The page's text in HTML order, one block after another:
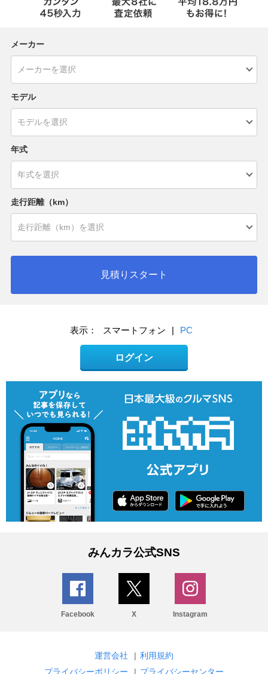
メーカー
モデル
年式
走行距離（km）
見積りスタート
表示： スマートフォン | PC
ログイン
みんカラ公式SNS
Facebook X Instagram
運営会社 | 利用規約
プライバシーポリシー
| プライバシーセンター